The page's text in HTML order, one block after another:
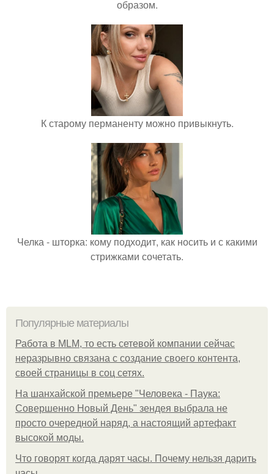
образом.
К старому перманенту можно привыкнуть.
Челка - шторка: кому подходит, как носить и с какими
стрижками сочетать.
Популярные материалы
Работа в MLM, то есть сетевой компании сейчас
неразрывно связана с создание своего контента,
своей страницы в соц сетях.
На шанхайской премьере "Человека - Паука:
Совершенно Новый День" зендея выбрала не
просто очередной наряд, а настоящий артефакт
высокой моды.
Что говорят когда дарят часы. Почему нельзя дарить